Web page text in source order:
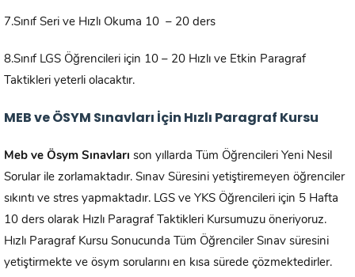
7.Sınıf Seri ve Hızlı Okuma 10 – 20 ders
8.Sınıf LGS Öğrencileri için 10 – 20 Hızlı ve Etkin Paragraf
Taktikleri yeterli olacaktır.
MEB ve ÖSYM Sınavları İçin Hızlı Paragraf Kursu
Meb ve Ösym Sınavları son yıllarda Tüm Öğrencileri Yeni Nesil
Sorular ile zorlamaktadır. Sınav Süresini yetiştiremeyen öğrenciler
sıkıntı ve stres yapmaktadır. LGS ve YKS Öğrencileri için 5 Hafta
10 ders olarak Hızlı Paragraf Taktikleri Kursumuzu öneriyoruz.
Hızlı Paragraf Kursu Sonucunda Tüm Öğrenciler Sınav süresini
yetiştirmekte ve ösym sorularını en kısa sürede çözmektedirler.